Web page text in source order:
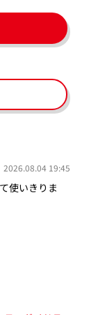
2026.08.04 19:45
使いきりま